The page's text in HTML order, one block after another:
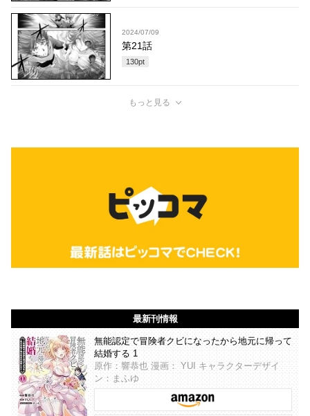
2024/07/09
第21話
130pt
もっと見る
最新刊情報
無能認定で冒険者クビになったから地元に帰って
結婚する 1
原作：響恭也 漫画： YUI キャラクターデザイ
ン：まふゆ